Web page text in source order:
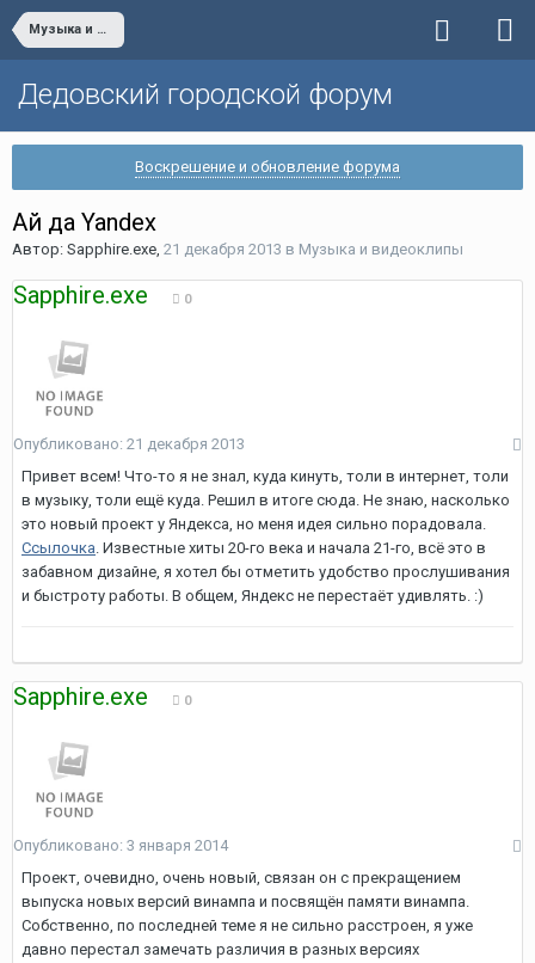
Музыка и видеоклипы
Дедовский городской форум
Воскрешение и обновление форума
Ай да Yandex
Автор: Sapphire.exe, 21 декабря 2013 в Музыка и видеоклипы
Sapphire.exe 0
Опубликовано: 21 декабря 2013
Привет всем! Что-то я не знал, куда кинуть, толи в интернет, толи
в музыку, толи ещё куда. Решил в итоге сюда. Не знаю, насколько
это новый проект у Яндекса, но меня идея сильно порадовала.
Ссылочка. Известные хиты 20-го века и начала 21-го, всё это в
забавном дизайне, я хотел бы отметить удобство прослушивания
и быстроту работы. В общем, Яндекс не перестаёт удивлять. :)
Sapphire.exe 0
Опубликовано: 3 января 2014
Проект, очевидно, очень новый, связан он с прекращением
выпуска новых версий винампа и посвящён памяти винампа.
Собственно, по последней теме я не сильно расстроен, я уже
давно перестал замечать различия в разных версиях